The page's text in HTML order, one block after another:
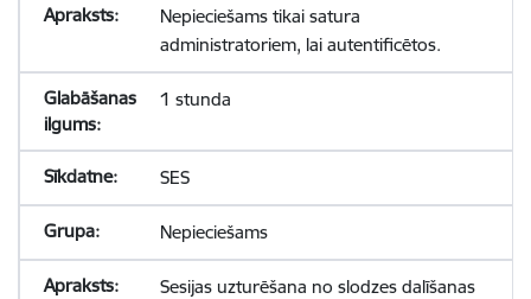
Nepieciešams tikai satura
administratoriem, lai autentificētos.
1 stunda
SES
Nepieciešams
Sesijas uzturēšana no slodzes dalīšanas